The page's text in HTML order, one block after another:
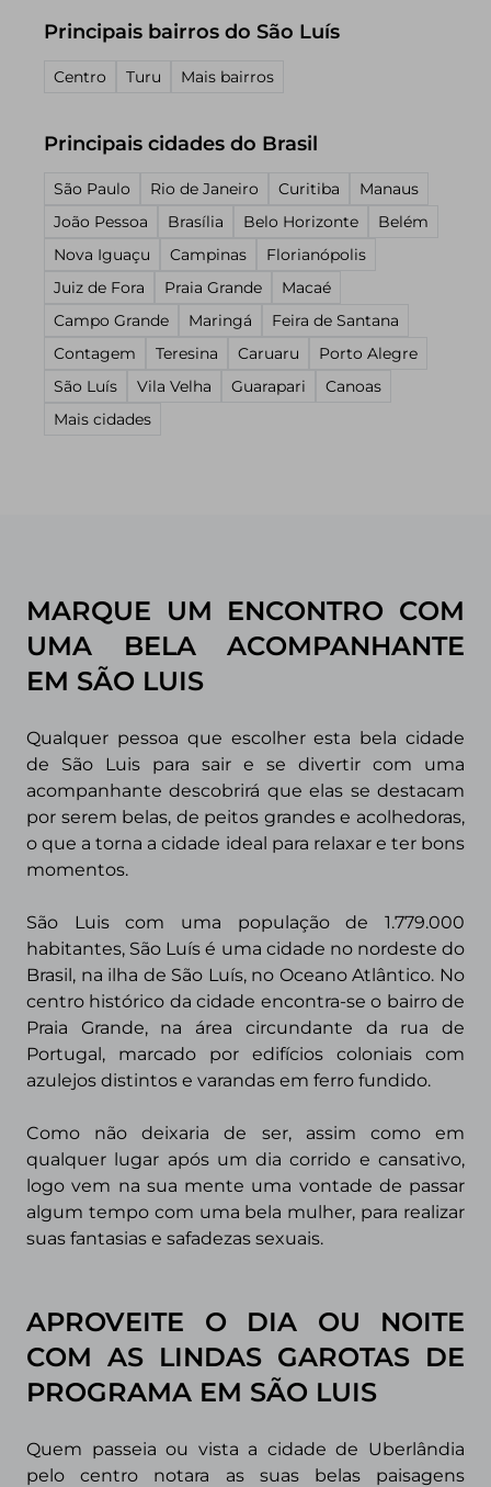
Principais bairros do São Luís
Centro Turu Mais bairros
Principais cidades do Brasil
São Paulo Rio de Janeiro Curitiba
Manaus
João Pessoa
Brasília Belo Horizonte
Belém
Nova Iguaçu
Campinas
Florianópolis
Juiz de Fora
Praia Grande
Macaé
Campo Grande
Maringá
Feira de Santana
Contagem
Teresina Caruaru
Porto Alegre
São Luís
Vila Velha Guarapari
Canoas
Mais cidades
MARQUE UM ENCONTRO COM
UMA BELA ACOMPANHANTE
EM SÃO LUIS
Qualquer pessoa que escolher esta bela cidade
de São Luis para sair e se divertir com uma
acompanhante descobrirá que elas se destacam
por serem belas, de peitos grandes e acolhedoras,
o que a torna a cidade ideal para relaxar e ter bons
momentos.
São Luis com uma população de 1.779.000
habitantes, São Luís é uma cidade no nordeste do
Brasil, na ilha de São Luís, no Oceano Atlântico. No
centro histórico da cidade encontra-se o bairro de
Praia Grande, na área circundante da rua de
Portugal, marcado por edifícios coloniais com
azulejos distintos e varandas em ferro fundido.
Como não deixaria de ser, assim como em
qualquer lugar após um dia corrido e cansativo,
logo vem na sua mente uma vontade de passar
algum tempo com uma bela mulher, para realizar
suas fantasias e safadezas sexuais.
APROVEITE O DIA OU NOITE
COM AS LINDAS GAROTAS DE
PROGRAMA EM SÃO LUIS
Quem passeia ou vista a cidade de Uberlândia
pelo centro notara as suas belas paisagens